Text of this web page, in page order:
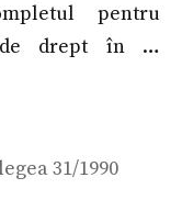
pentru
de drept în …
31/1990